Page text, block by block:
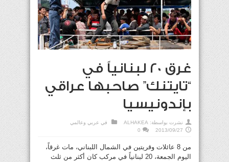
غرق 20 لبنانياً في
“تايتنك” صاحبها عراقي
بإندونيسيا
نشرت بواسطة: ALHAKEA في عربي وعالمي
2013/09/27
0
من 8 عائلات وقريتين في الشمال اللبناني، مات غرقاً،
اليوم الجمعة، 20 لبنانياً في مركب كان أكثر من ثلث